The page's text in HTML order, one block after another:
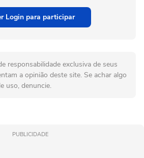
Login para participar
responsabilidade exclusiva de seus
a opinião deste site. Se achar algo
uso, denuncie.
PUBLICIDADE